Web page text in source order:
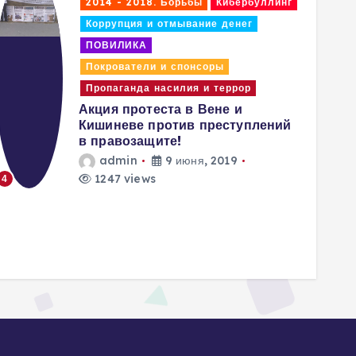
4
Коррупция и отмывание денег
ПОВИЛИКА
Покрователи и спонсоры
Пропаганда насилия и террор
Акция протеста в Вене и
Кишиневе против преступлений
в правозащите!
admin
9 июня, 2019
1247 views